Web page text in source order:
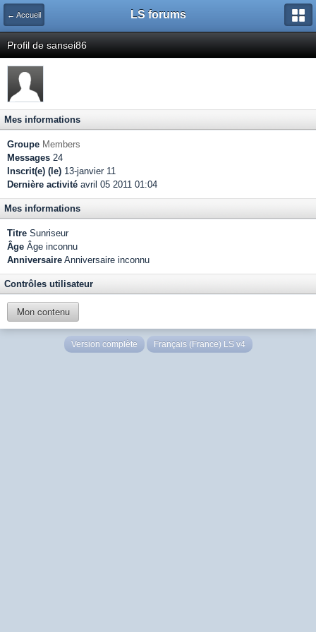
← Accueil LS forums
Profil de sansei86
Mes informations
Groupe Members
Messages 24
Inscrit(e) (le) 13-janvier 11
Dernière activité avril 05 2011 01:04
Mes informations
Titre Sunriseur
Âge Âge inconnu
Anniversaire Anniversaire inconnu
Contrôles utilisateur
Mon contenu
Version complète Français (France) LS v4